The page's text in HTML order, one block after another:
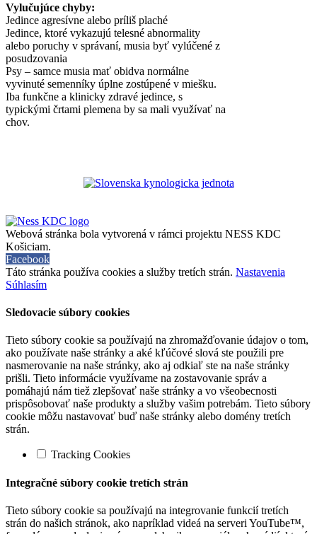
Vylučujúce chyby:
Jedince agresívne alebo príliš plaché
Jedince, ktoré vykazujú telesné abnormality
alebo poruchy v správaní, musia byť vylúčené z
posudzovania
Psy – samce musia mať obidva normálne
vyvinuté semenníky úplne zostúpené v miešku.
Iba funkčne a klinicky zdravé jedince, s
typickými črtami plemena by sa mali využívať na
chov.
Webová stránka bola vytvorená v rámci projektu NESS KDC
Košiciam.
Facebook
Táto stránka používa cookies a služby tretích strán. Nastavenia
Súhlasím
Sledovacie súbory cookies
Tieto súbory cookie sa používajú na zhromažďovanie údajov o tom,
ako používate naše stránky a aké kľúčové slová ste použili pre
nasmerovanie na naše stránky, ako aj odkiaľ ste na naše stránky
prišli. Tieto informácie využívame na zostavovanie správ a
pomáhajú nám tiež zlepšovať naše stránky a vo všeobecnosti
prispôsobovať naše produkty a služby vašim potrebám. Tieto súbory
cookie môžu nastavovať buď naše stránky alebo domény tretích
strán.
Tracking Cookies
Integračné súbory cookie tretích strán
Tieto súbory cookie sa používajú na integrovanie funkcií tretích
strán do našich stránok, ako napríklad videá na serveri YouTube™,